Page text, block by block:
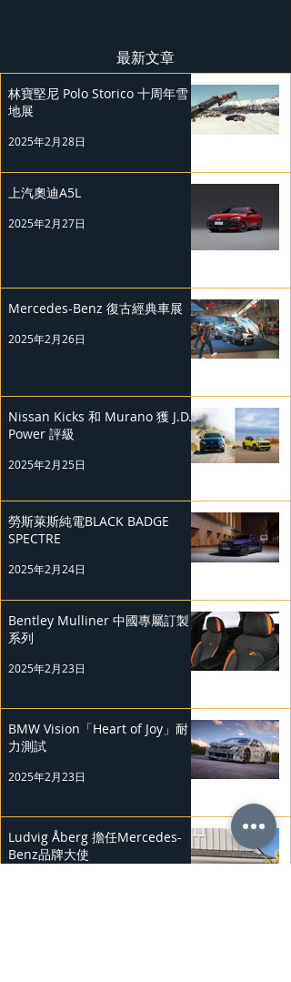
最新文章
林寶堅尼 Polo Storico 十周年雪
地展
2025年2月28日
上汽奧迪A5L
2025年2月27日
Mercedes-Benz 復古經典車展
2025年2月26日
Nissan Kicks 和 Murano 獲 J.D.
Power 評級
2025年2月25日
勞斯萊斯純電BLACK BADGE
SPECTRE
2025年2月24日
Bentley Mulliner 中國專屬訂製
系列
2025年2月23日
BMW Vision「Heart of Joy」耐
力測試
2025年2月23日
Ludvig Åberg 擔任Mercedes-
Benz品牌大使